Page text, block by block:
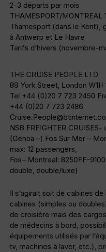
2-3 départs par mois
THAMESPORT/MONTREAL
Thamesport (dans le Kent),
à Antwerp et Le Havre
Tarifs d’hivers (novembre-
THE CRUISE PEOPLE LTD
88 York Street, London W1H
Tel +44 (0)20 7 723 2450
+44 (0)20 7 723 2486
NSB FREIGHTER
(Genoa –) Fos Sur Mer –
max: 12 passengers,
Fos– Montreal: 8250FF-
double, double/luxe)
Il s’agirait soit de cabines
cabines (simples ou
de croisière mais des
de médecins à bord,
équipements utilisés par
tv, machines à laver, etc.),